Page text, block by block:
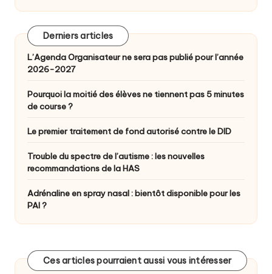
Derniers articles
L’Agenda Organisateur ne sera pas publié pour l’année
2026-2027
Pourquoi la moitié des élèves ne tiennent pas 5 minutes
de course ?
Le premier traitement de fond autorisé contre le DID
Trouble du spectre de l’autisme : les nouvelles
recommandations de la HAS
Adrénaline en spray nasal : bientôt disponible pour les
PAI ?
Ces articles pourraient aussi vous intéresser